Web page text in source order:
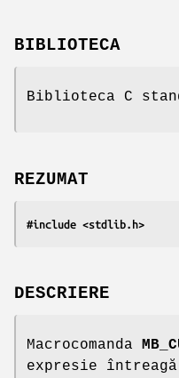
BIBLIOTECA
Biblioteca C
REZUMAT
#include <stdlib.h>
DESCRIERE
Macrocomanda
expresie